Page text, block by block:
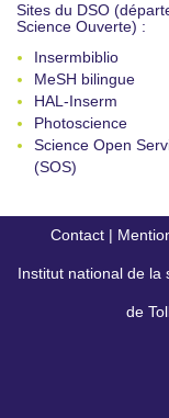
Sites du DSO
Science Ouverte) :
Insermbiblio
MeSH bilingue
HAL-Inserm
Photoscience
Science Open
(SOS)
Contact |
Institut national de la
de